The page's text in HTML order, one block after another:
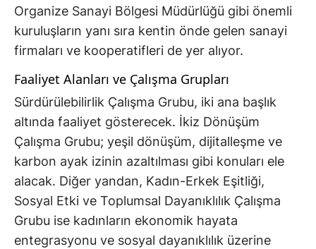
Organize Sanayi Bölgesi Müdürlüğü gibi önemli
kuruluşların yanı sıra kentin önde gelen sanayi
firmaları ve kooperatifleri de yer alıyor.
Faaliyet Alanları ve Çalışma Grupları
Sürdürülebilirlik Çalışma Grubu, iki ana başlık
altında faaliyet gösterecek. İkiz Dönüşüm
Çalışma Grubu; yeşil dönüşüm, dijitalleşme ve
karbon ayak izinin azaltılması gibi konuları ele
alacak. Diğer yandan, Kadın-Erkek Eşitliği,
Sosyal Etki ve Toplumsal Dayanıklılık Çalışma
Grubu ise kadınların ekonomik hayata
entegrasyonu ve sosyal dayanıklılık üzerine